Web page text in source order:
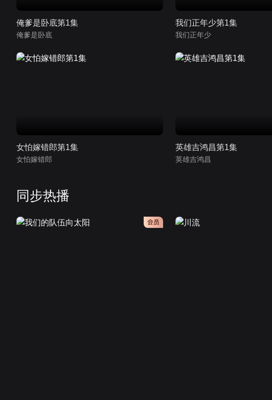
俺爹是卧底第1集
俺爹是卧底
我们正年少第1集
我们正年少
女怕嫁错郎第1集
女怕嫁错郎
英雄吉鸿昌第1集
英雄吉鸿昌
同步热播
会员